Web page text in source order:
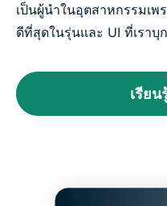
เป็นผู้นำในอุตสาหกรรมเ
ดีที่สุดในรุ่นและ UI ที่เราบุ
เรียน